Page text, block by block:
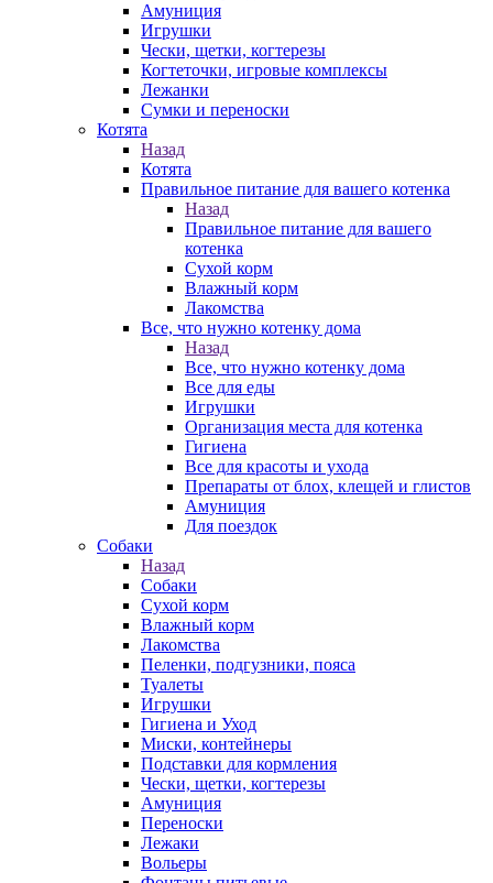
Амуниция
Игрушки
Чески, щетки, когтерезы
Когтеточки, игровые комплексы
Лежанки
Сумки и переноски
Котята
Назад
Котята
Правильное питание для вашего котенка
Назад
Правильное питание для вашего
котенка
Сухой корм
Влажный корм
Лакомства
Все, что нужно котенку дома
Назад
Все, что нужно котенку дома
Все для еды
Игрушки
Организация места для котенка
Гигиена
Все для красоты и ухода
Препараты от блох, клещей и глистов
Амуниция
Для поездок
Собаки
Назад
Собаки
Сухой корм
Влажный корм
Лакомства
Пеленки, подгузники, пояса
Туалеты
Игрушки
Гигиена и Уход
Миски, контейнеры
Подставки для кормления
Чески, щетки, когтерезы
Амуниция
Переноски
Лежаки
Вольеры